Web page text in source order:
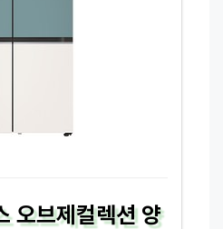
오브제컬렉션 양